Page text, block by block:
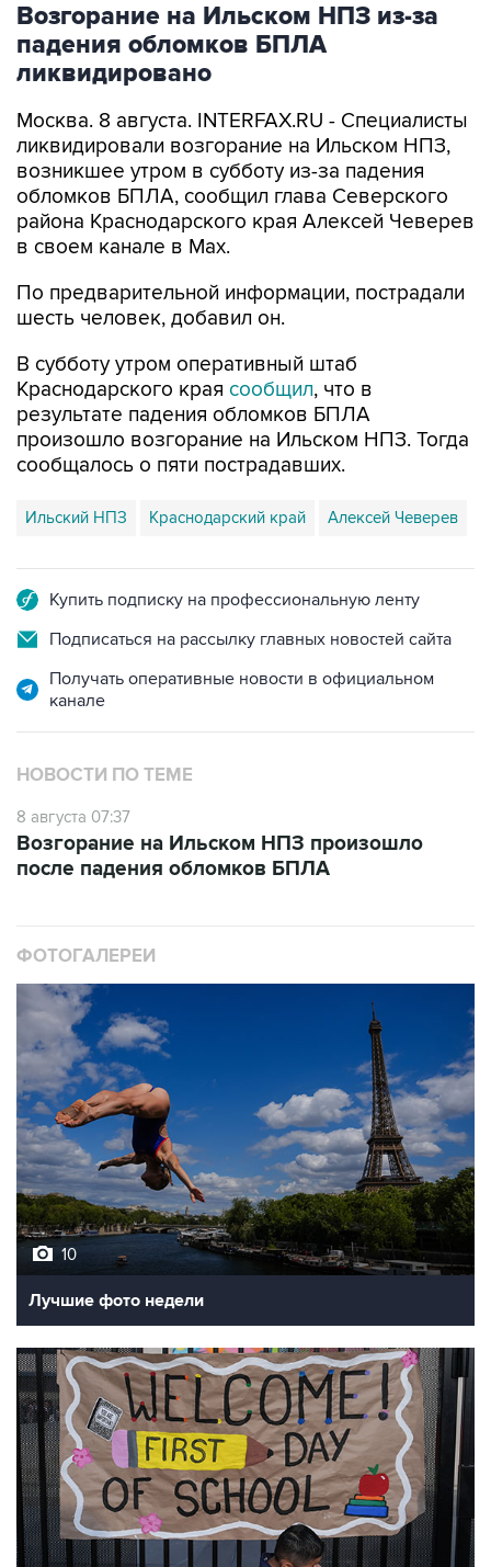
Возгорание на Ильском НПЗ из-за
падения обломков БПЛА
ликвидировано
Москва. 8 августа. INTERFAX.RU - Специалисты
ликвидировали возгорание на Ильском НПЗ,
возникшее утром в субботу из-за падения
обломков БПЛА, сообщил глава Северского
района Краснодарского края Алексей Чеверев
в своем канале в Max.
По предварительной информации, пострадали
шесть человек, добавил он.
В субботу утром оперативный штаб
Краснодарского края сообщил, что в
результате падения обломков БПЛА
произошло возгорание на Ильском НПЗ. Тогда
сообщалось о пяти пострадавших.
Ильский НПЗ Краснодарский край Алексей Чеверев
Купить подписку на профессиональную ленту
Подписаться на рассылку главных новостей сайта
Получать оперативные новости в официальном
канале
НОВОСТИ ПО ТЕМЕ
8 августа 07:37
Возгорание на Ильском НПЗ произошло
после падения обломков БПЛА
ФОТОГАЛЕРЕИ
10
Лучшие фото недели